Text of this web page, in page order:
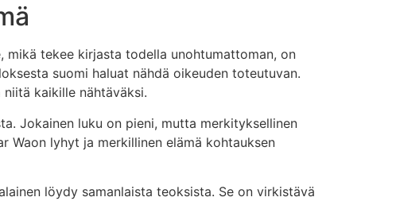
mikä tekee kirjasta todella unohtumattoman, on
suomi haluat nähdä oikeuden toteutuvan.
kaikille nähtäväksi.
Jokainen luku on pieni, mutta merkityksellinen
Waon lyhyt ja merkillinen elämä kohtauksen
löydy samanlaista teoksista. Se on virkistävä